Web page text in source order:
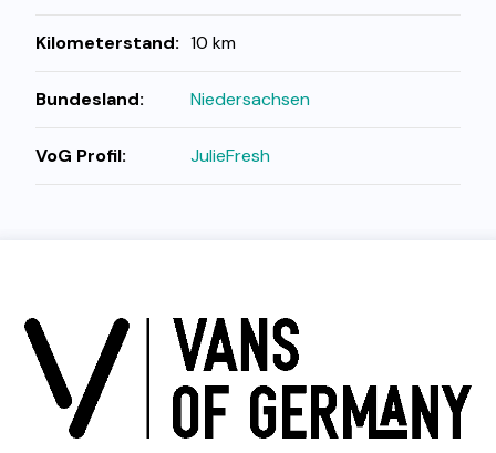
Kilometerstand: 10 km
Bundesland: Niedersachsen
VoG Profil: JulieFresh